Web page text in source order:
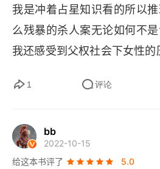
一
二
三
阿索德之声
我是冲着占星知识看的所以
么残暴的杀人案无论如何不
我还感受到父权社会下女性的
1 评论
bb
2022-10-15
给这本书评了
5.0